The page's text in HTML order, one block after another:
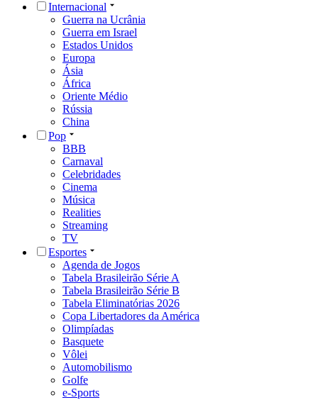
Internacional
Guerra na Ucrânia
Guerra em Israel
Estados Unidos
Europa
Ásia
África
Oriente Médio
Rússia
China
Pop
BBB
Carnaval
Celebridades
Cinema
Música
Realities
Streaming
TV
Esportes
Agenda de Jogos
Tabela Brasileirão Série A
Tabela Brasileirão Série B
Tabela Eliminatórias 2026
Copa Libertadores da América
Olimpíadas
Basquete
Vôlei
Automobilismo
Golfe
e-Sports